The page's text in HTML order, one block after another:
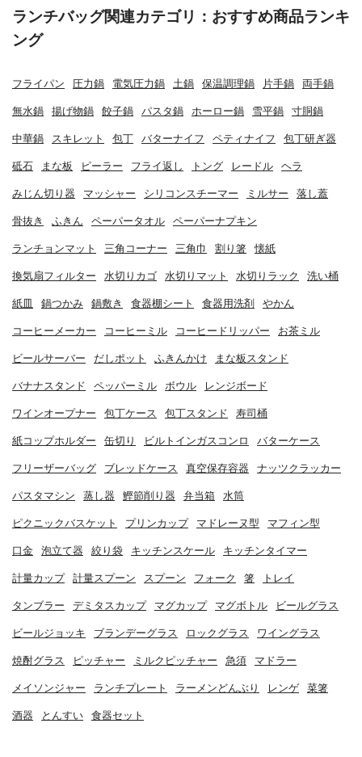
ランチバッグ関連カテゴリ：おすすめ商品ランキ
ング
フライパン 圧力鍋 電気圧力鍋 土鍋 保温調理鍋 片手鍋 両手鍋
無水鍋 揚げ物鍋 餃子鍋 パスタ鍋 ホーロー鍋 雪平鍋 寸胴鍋
中華鍋 スキレット 包丁 バターナイフ ペティナイフ 包丁研ぎ器
砥石 まな板 ピーラー フライ返し トング レードル ヘラ
みじん切り器 マッシャー シリコンスチーマー ミルサー 落し蓋
骨抜き ふきん ペーパータオル ペーパーナプキン
ランチョンマット 三角コーナー 三角巾 割り箸 懐紙
換気扇フィルター 水切りカゴ 水切りマット 水切りラック 洗い桶
紙皿 鍋つかみ 鍋敷き 食器棚シート 食器用洗剤 やかん
コーヒーメーカー コーヒーミル コーヒードリッパー お茶ミル
ビールサーバー だしポット ふきんかけ まな板スタンド
バナナスタンド ペッパーミル ボウル レンジボード
ワインオープナー 包丁ケース 包丁スタンド 寿司桶
紙コップホルダー 缶切り ビルトインガスコンロ バターケース
フリーザーバッグ ブレッドケース 真空保存容器 ナッツクラッカー
パスタマシン 蒸し器 鰹節削り器 弁当箱 水筒
ピクニックバスケット プリンカップ マドレーヌ型 マフィン型
口金 泡立て器 絞り袋 キッチンスケール キッチンタイマー
計量カップ 計量スプーン スプーン フォーク 箸 トレイ
タンブラー デミタスカップ マグカップ マグボトル ビールグラス
ビールジョッキ ブランデーグラス ロックグラス ワイングラス
焼酎グラス ピッチャー ミルクピッチャー 急須 マドラー
メイソンジャー ランチプレート ラーメンどんぶり レンゲ 菜箸
酒器 とんすい 食器セット